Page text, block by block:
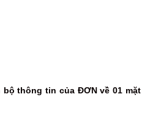
bộ thông tin của ĐƠN về 01 mặt